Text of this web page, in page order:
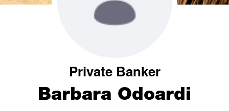
Private Banker
Barbara Odoardi